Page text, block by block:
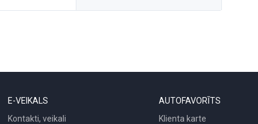
E-VEIKALS
Kontakti, veikali
AUTOFAVORĪTS
Klienta karte